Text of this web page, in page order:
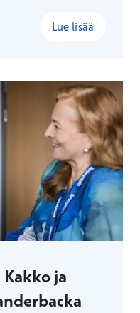
Lue lisää
ja